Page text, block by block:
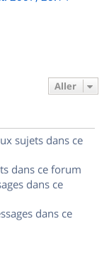
Aller
sujets dans ce
dans ce forum
dans ce
dans ce